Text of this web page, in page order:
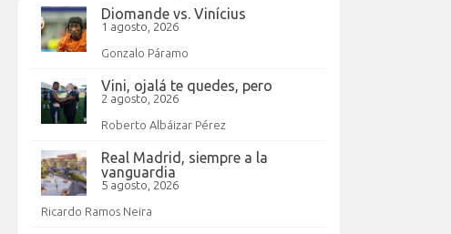
Diomande vs. Vinícius
1 agosto, 2026
Gonzalo Páramo
Vini, ojalá te quedes, pero
2 agosto, 2026
Roberto Albáizar Pérez
Real Madrid, siempre a la
vanguardia
5 agosto, 2026
Ricardo Ramos Neira